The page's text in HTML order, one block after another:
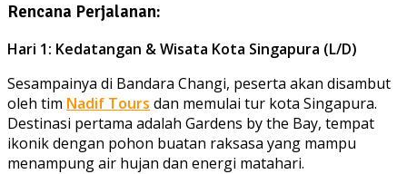
Rencana Perjalanan:
Hari 1: Kedatangan & Wisata Kota Singapura (L/D)
Sesampainya di Bandara Changi, peserta akan disambut
oleh tim Nadif Tours dan memulai tur kota Singapura.
Destinasi pertama adalah Gardens by the Bay, tempat
ikonik dengan pohon buatan raksasa yang mampu
menampung air hujan dan energi matahari.